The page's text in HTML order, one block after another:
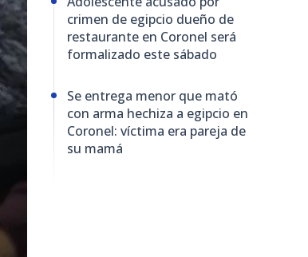
crimen de egipcio dueño de
restaurante en Coronel será
formalizado este sábado
Se entrega menor que mató
con arma hechiza a egipcio en
Coronel: víctima era pareja de
su mamá